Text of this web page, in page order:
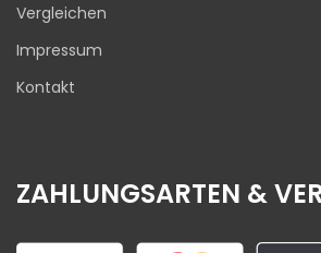
Vergleichen
Impressum
Kontakt
ZAHLUNGSARTEN &